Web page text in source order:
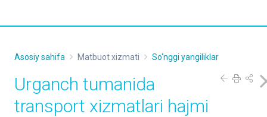
Asosiy sahifa Matbuot xizmati So'nggi yangiliklar
Urganch tumanida
transport xizmatlari hajmi